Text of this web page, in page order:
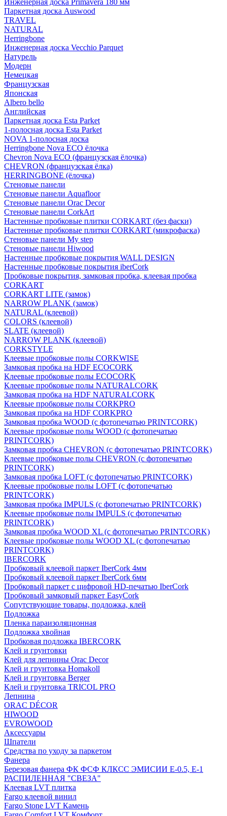
Инженерная доска Primavera 180 мм
Паркетная доска Auswood
TRAVEL
NATURAL
Herringbone
Инженерная доска Vecchio Parquet
Натурель
Модерн
Немецкая
Французская
Японская
Albero bello
Английская
Паркетная доска Esta Parket
1-полосная доска Esta Parket
NOVA 1-полосная доска
Herringbone Nova ECO ёлочка
Chevron Nova ECO (французская ёлочка)
CHEVRON (французская ёлка)
HERRINGBONE (ёлочка)
Стеновые панели
Стеновые панели Aquafloor
Стеновые панели Orac Decor
Стеновые панели CorkArt
Настенные пробковые плитки CORKART (без фаски)
Настенные пробковые плитки CORKART (микрофаска)
Стеновые панели My step
Стеновые панели Hiwood
Настенные пробковые покрытия WALL DESIGN
Настенные пробковые покрытия iberCork
Пробковые покрытия, замковая пробка, клеевая пробка
CORKART
CORKART LITE (замок)
NARROW PLANK (замок)
NATURAL (клеевой)
COLORS (клеевой)
SLATE (клеевой)
NARROW PLANK (клеевой)
CORKSTYLE
Клеевые пробковые полы CORKWISE
Замковая пробка на HDF ECOCORK
Клеевые пробковые полы ECOCORK
Клеевые пробковые полы NATURALCORK
Замковая пробка на HDF NATURALCORK
Клеевые пробковые полы CORKPRO
Замковая пробка на HDF CORKPRO
Замковая пробка WOOD (с фотопечатью PRINTCORK)
Клеевые пробковые полы WOOD (с фотопечатью
PRINTCORK)
Замковая пробка CHEVRON (с фотопечатью PRINTCORK)
Клеевые пробковые полы CHEVRON (с фотопечатью
PRINTCORK)
Замковая пробка LOFT (с фотопечатью PRINTCORK)
Клеевые пробковые полы LOFT (с фотопечатью
PRINTCORK)
Замковая пробка IMPULS (с фотопечатью PRINTCORK)
Клеевые пробковые полы IMPULS (с фотопечатью
PRINTCORK)
Замковая пробка WOOD XL (с фотопечатью PRINTCORK)
Клеевые пробковые полы WOOD XL (с фотопечатью
PRINTCORK)
IBERCORK
Пробковый клеевой паркет IberCork 4мм
Пробковый клеевой паркет IberCork 6мм
Пробковый паркет с цифровой HD-печатью IberCork
Пробковый замковый паркет EasyCork
Сопутствующие товары, подложка, клей
Подложка
Пленка параизоляционная
Подложка хвойная
Пробковая подложка IBERCORK
Клей и грунтовки
Клей для лепнины Orac Decor
Клей и грунтовка Homakoll
Клей и грунтовка Berger
Клей и грунтовка TRICOL PRO
Лепнина
ORAC DÉCOR
HIWOOD
EVROWOOD
Аксессуары
Шпатели
Средства по уходу за паркетом
Фанера
Березовая фанера ФК ФСФ КЛКСС ЭМИСИИ Е-0.5, Е-1
РАСПИЛЕННАЯ "СВЕЗА"
Клеевая LVT плитка
Fargo клеевой винил
Fargo Stone LVT Камень